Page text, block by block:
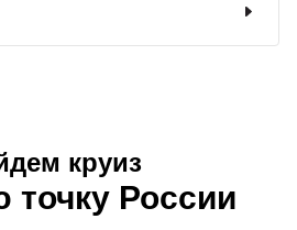
круиз
России